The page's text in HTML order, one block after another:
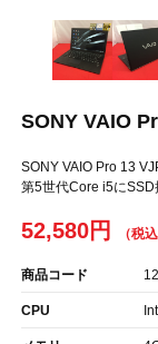
SONY VAIO
SONY VAIO Pro 13
第5世代Core i5に
52,580円
商品コード
CPU